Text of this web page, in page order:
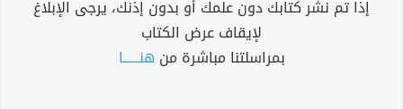
إذا تم نشر كتابك دون علمك أو بدون إذنك، يرجى الإبلاغ
لإيقاف عرض الكتاب
بمراسلتنا مباشرة من هنــــــا